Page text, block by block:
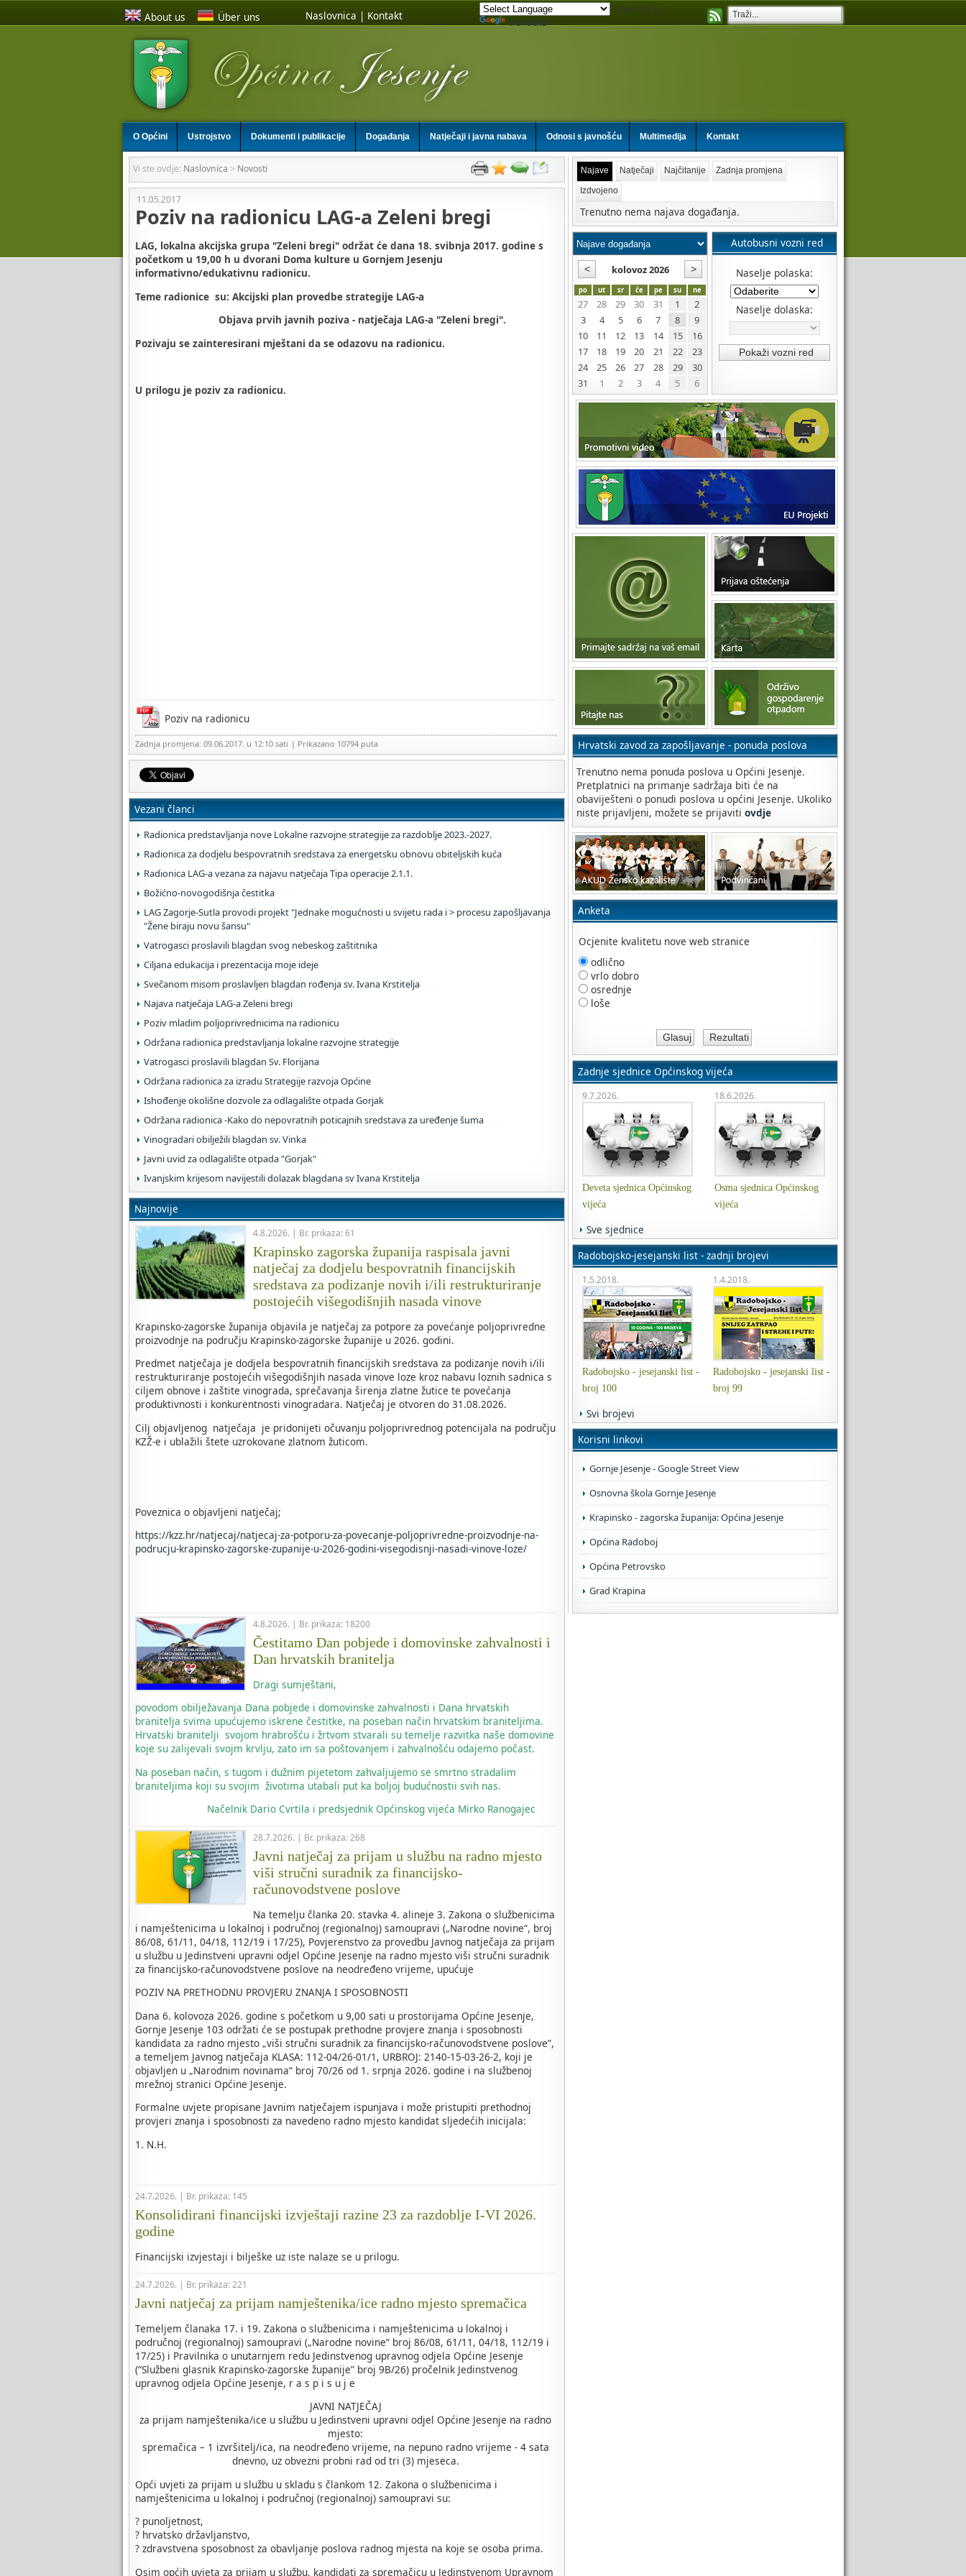
About us Über uns Naslovnica | Kontakt
Powered by
Translate
O Općini Ustrojstvo Dokumenti i publikacije Događanja Natječaji i javna nabava Odnosi s javnošću Multimedija Kontakt
Vi ste ovdje: Naslovnica > Novosti
11.05.2017
Poziv na radionicu LAG-a Zeleni bregi
LAG, lokalna akcijska grupa "Zeleni bregi" održat će dana 18. svibnja 2017. godine s
početkom u 19,00 h u dvorani Doma kulture u Gornjem Jesenju
informativno/edukativnu radionicu.
Teme radionice su: Akcijski plan provedbe strategije LAG-a
Objava prvih javnih poziva - natječaja LAG-a "Zeleni bregi".
Pozivaju se zainteresirani mještani da se odazovu na radionicu.
U prilogu je poziv za radionicu.
Poziv na radionicu
Zadnja promjena: 09.06.2017. u 12:10 sati | Prikazano 10794 puta
Vezani članci
Radionica predstavljanja nove Lokalne razvojne strategije za razdoblje 2023.-2027.
Radionica za dodjelu bespovratnih sredstava za energetsku obnovu obiteljskih kuća
Radionica LAG-a vezana za najavu natječaja Tipa operacije 2.1.1.
Božićno-novogodišnja čestitka
LAG Zagorje-Sutla provodi projekt "Jednake mogućnosti u svijetu rada i > procesu zapošljavanja
"Žene biraju novu šansu"
Vatrogasci proslavili blagdan svog nebeskog zaštitnika
Ciljana edukacija i prezentacija moje ideje
Svečanom misom proslavljen blagdan rođenja sv. Ivana Krstitelja
Najava natječaja LAG-a Zeleni bregi
Poziv mladim poljoprivrednicima na radionicu
Održana radionica predstavljanja lokalne razvojne strategije
Vatrogasci proslavili blagdan Sv. Florijana
Održana radionica za izradu Strategije razvoja Općine
Ishođenje okolišne dozvole za odlagalište otpada Gorjak
Održana radionica -Kako do nepovratnih poticajnih sredstava za uređenje šuma
Vinogradari obilježili blagdan sv. Vinka
Javni uvid za odlagalište otpada "Gorjak"
Ivanjskim krijesom navijestili dolazak blagdana sv Ivana Krstitelja
Najnovije
4.8.2026. | Br. prikaza: 61
Krapinsko zagorska županija raspisala javni
natječaj za dodjelu bespovratnih financijskih
sredstava za podizanje novih i/ili restrukturiranje
postojećih višegodišnjih nasada vinove
Krapinsko-zagorske županija objavila je natječaj za potpore za povećanje poljoprivredne
proizvodnje na području Krapinsko-zagorske županije u 2026. godini.
Predmet natječaja je dodjela bespovratnih financijskih sredstava za podizanje novih i/ili
restrukturiranje postojećih višegodišnjih nasada vinove loze kroz nabavu loznih sadnica s
ciljem obnove i zaštite vinograda, sprečavanja širenja zlatne žutice te povećanja
produktivnosti i konkurentnosti vinogradara. Natječaj je otvoren do 31.08.2026.
Cilj objavljenog natječaja je pridonijeti očuvanju poljoprivrednog potencijala na području
KZŽ-e i ublažili štete uzrokovane zlatnom žuticom.
Poveznica o objavljeni natječaj;
https://kzz.hr/natjecaj/natjecaj-za-potporu-za-povecanje-poljoprivredne-proizvodnje-na-
podrucju-krapinsko-zagorske-zupanije-u-2026-godini-visegodisnji-nasadi-vinove-loze/
4.8.2026. | Br. prikaza: 18200
Čestitamo Dan pobjede i domovinske zahvalnosti i
Dan hrvatskih branitelja
Dragi sumještani,
povodom obilježavanja Dana pobjede i domovinske zahvalnosti i Dana hrvatskih
branitelja svima upućujemo iskrene čestitke, na poseban način hrvatskim braniteljima.
Hrvatski branitelji svojom hrabrošću i žrtvom stvarali su temelje razvitka naše domovine
koje su zalijevali svojm krvlju, zato im sa poštovanjem i zahvalnošću odajemo počast.
Na poseban način, s tugom i dužnim pijetetom zahvaljujemo se smrtno stradalim
braniteljima koji su svojim životima utabali put ka boljoj budućnostii svih nas.
NačelnikDario Cvrtila i predsjednik Općinskog vijeća Mirko Ranogajec
28.7.2026. | Br. prikaza: 268
Javni natječaj za prijam u službu na radno mjesto
viši stručni suradnik za financijsko-
računovodstvene poslove
Na temelju članka 20. stavka 4. alineje 3. Zakona o službenicima
i namještenicima u lokalnoj i područnoj (regionalnoj) samoupravi („Narodne novine“, broj
86/08, 61/11, 04/18, 112/19 i 17/25), Povjerenstvo za provedbu Javnog natječaja za prijam
u službu u Jedinstveni upravni odjel Općine Jesenje na radno mjesto viši stručni suradnik
za financijsko-računovodstvene poslove na neodređeno vrijeme, upućuje
POZIV NA PRETHODNU PROVJERU ZNANJA I SPOSOBNOSTI
Dana 6. kolovoza 2026. godine s početkom u 9,00 sati u prostorijama Općine Jesenje,
Gornje Jesenje 103 održati će se postupak prethodne provjere znanja i sposobnosti
kandidata za radno mjesto „viši stručni suradnik za financijsko-računovodstvene poslove”,
a temeljem Javnog natječaja KLASA: 112-04/26-01/1, URBROJ: 2140-15-03-26-2, koji je
objavljen u „Narodnim novinama“ broj 70/26 od 1. srpnja 2026. godine i na službenoj
mrežnoj stranici Općine Jesenje.
Formalne uvjete propisane Javnim natječajem ispunjava i može pristupiti prethodnoj
provjeri znanja i sposobnosti za navedeno radno mjesto kandidat sljedećih inicijala:
1. N.H.
24.7.2026. | Br. prikaza: 145
Konsolidirani financijski izvještaji razine 23 za razdoblje I-VI 2026.
godine
Financijski izvjestaji i bilješke uz iste nalaze se u prilogu.
24.7.2026. | Br. prikaza: 221
Javni natječaj za prijam namještenika/ice radno mjesto spremačica
Temeljem članaka 17. i 19. Zakona o službenicima i namještenicima u lokalnoj i
područnoj (regionalnoj) samoupravi („Narodne novine“ broj 86/08, 61/11, 04/18, 112/19 i
17/25) i Pravilnika o unutarnjem redu Jedinstvenog upravnog odjela Općine Jesenje
(“Službeni glasnik Krapinsko-zagorske županije” broj 9B/26) pročelnik Jedinstvenog
upravnog odjela Općine Jesenje, r a s p i s u j e
JAVNI NATJEČAJ
za prijam namještenika/ice u službu u Jedinstveni upravni odjel Općine Jesenje na radno
mjesto:
spremačica – 1 izvršitelj/ica, na neodređeno vrijeme, na nepuno radno vrijeme - 4 sata
dnevno, uz obvezni probni rad od tri (3) mjeseca.
Opći uvjeti za prijam u službu u skladu s člankom 12. Zakona o službenicima i
namještenicima u lokalnoj i područnoj (regionalnoj) samoupravi su:
? punoljetnost,
? hrvatsko državljanstvo,
? zdravstvena sposobnost za obavljanje poslova radnog mjesta na koje se osoba prima.
Osim općih uvjeta za prijam u službu, kandidati za spremačicu u Jedinstvenom Upravnom
Najave Natječaji Najčitanije
Zadnja promjena
Izdvojeno
Trenutno nema najava događanja.
kolovoz 2026
po ut sr če pe su ne
27 28 29 30 31 1
2
3
4 5 6 7 8
9
10
11 12 13 14 15
16
17
18 19 20 21 22
23
24
25 26 27 28 29
30
31
1 2 3 4 5 6
Autobusni vozni red
Naselje polaska:
Naselje dolaska:
Hrvatski zavod za zapošljavanje - ponuda poslova
Trenutno nema ponuda poslova u Općini Jesenje.
Pretplatnici na primanje sadržaja biti će na
obaviješteni o ponudi poslova u općini Jesenje. Ukoliko
niste prijavljeni, možete se prijaviti ovdje
Anketa
Ocjenite kvalitetu nove web stranice
odlično
vrlo dobro
osrednje
loše
Zadnje sjednice Općinskog vijeća
9.7.2026.
Deveta sjednica Općinskog
vijeća
18.6.2026.
Osma sjednica Općinskog
vijeća
Sve sjednice
Radobojsko-jesejanski list - zadnji brojevi
1.5.2018.
Radobojsko - jesejanski list -
broj 100
1.4.2018.
Radobojsko - jesejanski list -
broj 99
Svi brojevi
Korisni linkovi
Gornje Jesenje - Google Street View
Osnovna škola Gornje Jesenje
Krapinsko - zagorska županija: Općina Jesenje
Općina Radoboj
Općina Petrovsko
Grad Krapina